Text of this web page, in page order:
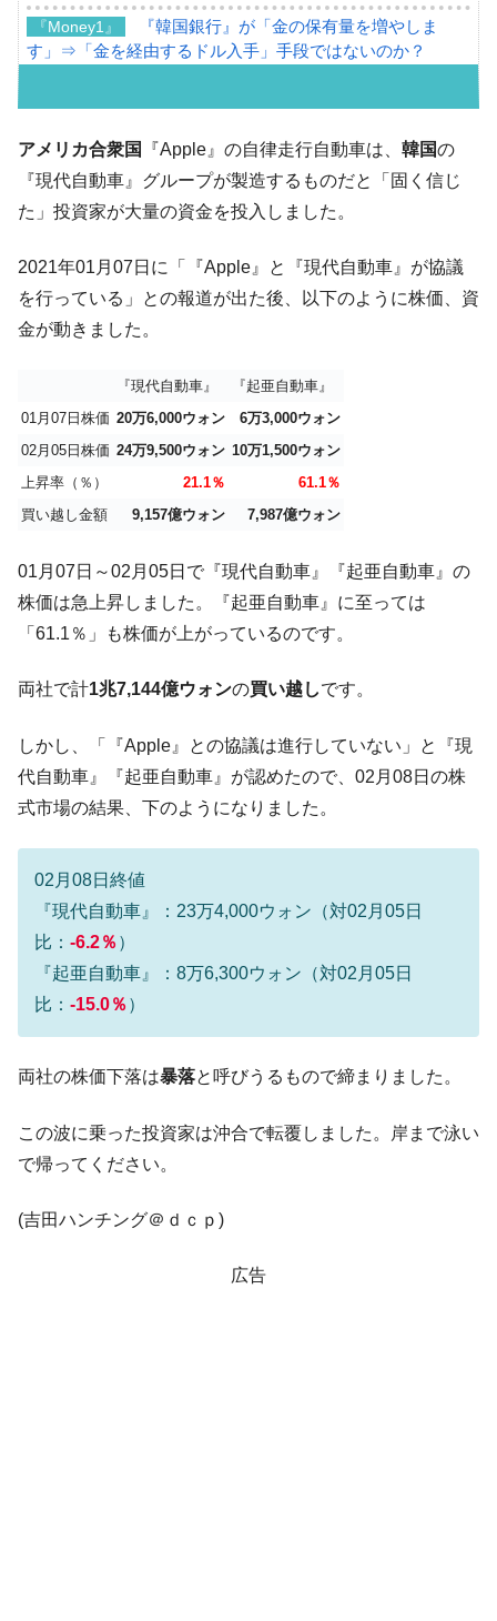
『Money1』
『韓国銀行』が「金の保有量を増やしま
す」⇒「金を経由するドル入手」手段ではないのか？
ル」まで拡大 ⇒ 海外資金の動きに強く左右される状態
『Money1』
韓国･帰ってきた李在明。李在明を支持しな
い「50.5％」に上昇
『Money1』
韓国大統領府ボンクラ政策室長が告発され
断
『Money1』
韓国･警察職員が「丸刈りになって抗議活
動」
国の過剰生産が世界を蝕む。
『Money1』
韓国製造業「半導体絶好調」のウラで他業
種は全般的「不調」⇒ PSIが示す現況は決して良くない。
『Money1』
【米韓激突案件】韓国消費者院が『クーパ
ン』1人当たり賠償10万ウォンを認定 ⇒ 総額3兆7,000億
『Money1』
韓国型イージス搭載の次世代駆逐艦
「KDDX」1番艦、2032年竣工と公示
『Money1』
【対日本円】ウォン安が急進！ 日米の協調
『Money1』
韓国政府『BYD』車への補助金を全廃 ⇒ 実
1.9倍！
『Money1』
在韓米国大使スティールが着韓！⇒ さっそ
く空港に詰めかけ「出て行け！」「極右勢力」のプラカー
『Money1』
韓国政府「2035年までに18.4GW規模のAIデ
『Money1』
ほぼ終わった」
『Money1』
発。
ャンペーン」⇒ あの名物教授も登場！
ぎ」では。
『Money1』
韓国鉄鋼最大手『POSCO』ズブズブ沈む。
にぶん殴る法案」提出！⇒ クーパン問題は合衆国企業に対
アメリカ合衆国 『Apple』の自律走行自動車は、 韓国の
『現代自動車』グループが製造するものだと「固く信じ
た」投資家が大量の資金を投入しました。
2021年01月07日に「『Apple』と『現代自動車』が協議
を行っている」との報道が出た後、以下のように株価、資
金が動きました。
『現代自動車』
『起亜自動車』
01月07日株価 20万6,000ウォン
6万3,000ウォン
02月05日株価 24万9,500ウォン 10万1,500ウォン
上昇率（％）
21.1％
61.1％
買い越し金額
9,157億ウォン 7,987億ウォン
01月07日～02月05日で『現代自動車』『起亜自動車』の
株価は急上昇しました。『起亜自動車』に至っては
「61.1％」も株価が上がっているのです。
両社で計1兆7,144億ウォンの買い越しです。
しかし、「『Apple』との協議は進行していない」と『現
代自動車』『起亜自動車』が認めたので、02月08日の株
式市場の結果、下のようになりました。
02月08日終値
『現代自動車』：23万4,000ウォン（対02月05日
比： -6.2％ ）
『起亜自動車』：8万6,300ウォン（対02月05日
比： -15.0％ ）
両社の株価下落は暴落と呼びうるもので締まりました。
この波に乗った投資家は沖合で転覆しました。岸まで泳い
で帰ってください。
(吉田ハンチング＠ｄｃｐ)
広告